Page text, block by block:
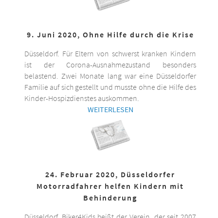
9. Juni 2020, Ohne Hilfe durch die Krise
Düsseldorf. Für Eltern von schwerst kranken Kindern
ist der Corona-Ausnahmezustand besonders
belastend. Zwei Monate lang war eine Düsseldorfer
Familie auf sich gestellt und musste ohne die Hilfe des
Kinder-Hospizdienstes auskommen.
WEITERLESEN
24. Februar 2020, Düsseldorfer
Motorradfahrer helfen Kindern mit
Behinderung